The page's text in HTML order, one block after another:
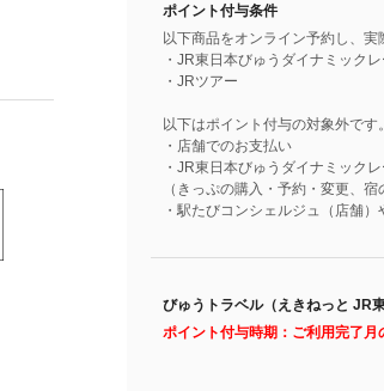
ポイント付与条件
以下商品をオンライン予約し、
・JR東日本びゅうダイナミック
・JRツアー
以下はポイント付与の対象外です。
・店舗でのお支払い
・JR東日本びゅうダイナミック
（きっぷの購入・予約・変更、
・駅たびコンシェルジュ（店舗
びゅうトラベル（えきねっと JR
ポイント付与時期：ご利用完了月